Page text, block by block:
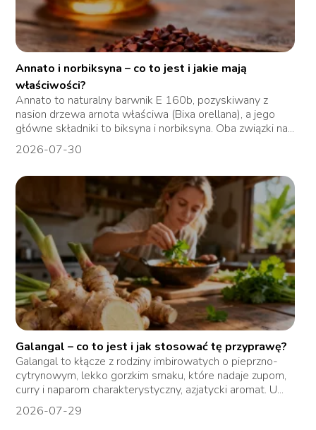
Annato i norbiksyna – co to jest i jakie mają
właściwości?
Annato to naturalny barwnik E 160b, pozyskiwany z
nasion drzewa arnota właściwa (Bixa orellana), a jego
główne składniki to biksyna i norbiksyna. Oba związki na...
2026-07-30
Galangal – co to jest i jak stosować tę przyprawę?
Galangal to kłącze z rodziny imbirowatych o pieprzno-
cytrynowym, lekko gorzkim smaku, które nadaje zupom,
curry i naparom charakterystyczny, azjatycki aromat. U...
2026-07-29